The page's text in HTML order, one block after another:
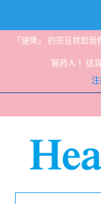
「健樂」 的宗旨就如
醫葯人！ 送
注